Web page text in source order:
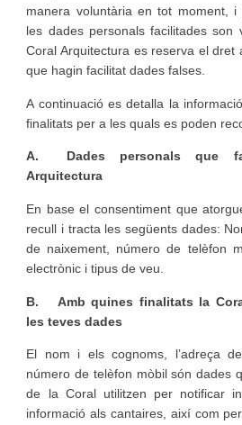
manera voluntària en tot moment,
les dades personals facilitades son
Coral Arquitectura es reserva el dret
que hagin facilitat dades falses.
A continuació es detalla la
finalitats per a les quals es poden
A.
Dades personals que
Arquitectura
En base el consentiment que
recull i tracta les següents dades:
de naixement, número de telèfon
electrònic i tipus de veu.
B.
Amb quines finalitats la
les teves dades
El nom i els cognoms, l’adreça
número de telèfon mòbil són dades
de la Coral utilitzen per notificar
informació als cantaires, així com